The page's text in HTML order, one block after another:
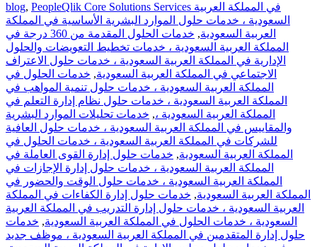
blog, PeopleQlik Core Solutions Services في المملكة العربية
السعودية ، خدمات حلول الموارد البشرية الأساسية في المملكة
العربية السعودية,
خدمات الحلول المقدمة من 360 درجة في
المملكة العربية السعودية ، خدمات تخطيط التعويضات والحلول
الإدارية في المملكة العربية السعودية ، خدمات حلول الاعتراف
الاجتماعي في المملكة العربية السعودية, خدمات الحلول في
المملكة العربية السعودية ، خدمات حلول تنمية المواهب في
المملكة العربية السعودية ، خدمات حلول نظام إدارة التعلم في
المملكة العربية السعودية ،, خدمات تحليلات الموارد البشرية
والمقاييس في المملكة العربية السعودية ، خدمات حلول العافية
للشركات في المملكة العربية السعودية ، خدمات الحلول في
المملكة العربية السعودية, خدمات حلول إدارة القوى العاملة في
المملكة العربية السعودية ، خدمات حلول إدارة الإجازات في
المملكة العربية السعودية ، خدمات حلول الوقت والحضور في
المملكة العربية السعودية, خدمات حلول إدارة الكفاءات في المملكة
العربية السعودية ، خدمات حلول إدارة التدريب في المملكة العربية
السعودية ، خدمات الحلول في المملكة العربية السعودية, خدمات
حلول إدارة المتقدمين في المملكة العربية السعودية ، موظف جديد